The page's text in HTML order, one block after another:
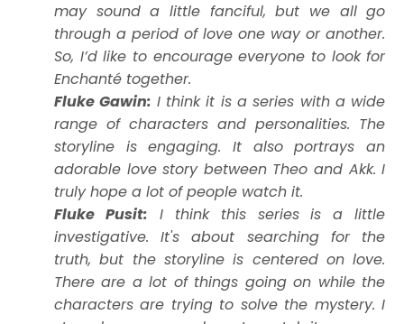
may sound a little fanciful, but we all go
through a period of love one way or another.
So, I’d like to encourage everyone to look for
Enchanté together.
Fluke Gawin: I think it is a series with a wide
range of characters and personalities. The
storyline is engaging. It also portrays an
adorable love story between Theo and Akk. I
truly hope a lot of people watch it.
Fluke Pusit: I think this series is a little
investigative. It's about searching for the
truth, but the storyline is centered on love.
There are a lot of things going on while the
characters are trying to solve the mystery. I